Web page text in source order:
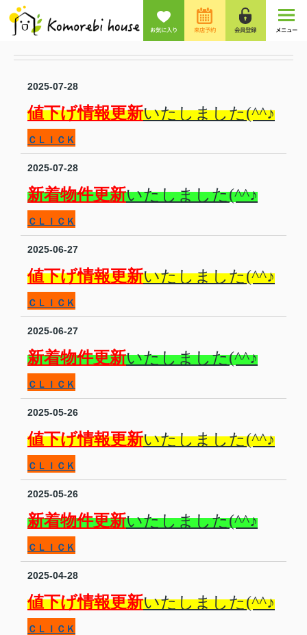
お気に入り 来店予約 会員登録 メニュー
2025-07-28
値下げ情報更新いたしました(^^♪
ＣＬＩＣＫ
2025-07-28
新着物件更新いたしました(^^♪
ＣＬＩＣＫ
2025-06-27
値下げ情報更新いたしました(^^♪
ＣＬＩＣＫ
2025-06-27
新着物件更新いたしました(^^♪
ＣＬＩＣＫ
2025-05-26
値下げ情報更新いたしました(^^♪
ＣＬＩＣＫ
2025-05-26
新着物件更新いたしました(^^♪
ＣＬＩＣＫ
2025-04-28
値下げ情報更新いたしました(^^♪
ＣＬＩＣＫ